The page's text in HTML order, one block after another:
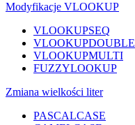
Modyfikacje VLOOKUP
VLOOKUPSEQ
VLOOKUPDOUBLE
VLOOKUPMULTI
FUZZYLOOKUP
Zmiana wielkości liter
PASCALCASE